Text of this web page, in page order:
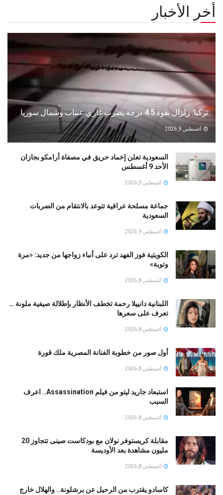
أخر الأخبار
تركيا: زلزال بقوة 4.5 درجة يضرب غازي عنتاب وشمال سوريا
أغسطس 9, 2026
السعودية تعلن إخماد حريق في مصفاة أرامكو بجازان
الأحد 9 أغسطس
أغسطس 9, 2026
جماعة مسلحة عراقية تتوعد بالانتقام من الضربات
السعودية
أغسطس 9, 2026
الكويتية فوز الفهد ترد على أنباء زواجها من جديد: «مرة
وتوبة» ‏
أغسطس 8, 2026
اللبنانية دانييلا رحمة تخطف الأنظار بإطلالة صيفية ملونة …
تعرف على سعرها
أغسطس 8, 2026
أول صور من خطوبة الفنانة المصرية ملك قورة
أغسطس 8, 2026
استبعاد جاريد ليتو من فيلم Assassination.. اعرف
السبب
أغسطس 8, 2026
مقابلة كريستوفر نولان مع بودكاست صينى تتجاوز 20
مليون مشاهدة بعد الأوديسة
أغسطس 8, 2026
كاسادو يقترب من الرحيل عن برشلونة.. والهلال خارج